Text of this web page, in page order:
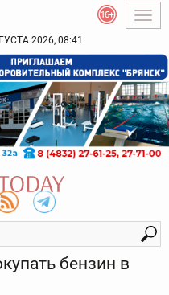
2026, 08:41
бензин в